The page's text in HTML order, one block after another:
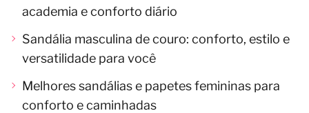
academia e conforto diário
Sandália masculina de couro: conforto, estilo e
versatilidade para você
Melhores sandálias e papetes femininas para
conforto e caminhadas